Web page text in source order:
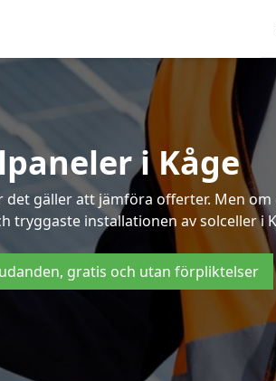
i Kåge
gäller att jämföra offerter. Men
tryggaste installationen av solceller i
gratis och utan förpliktelser